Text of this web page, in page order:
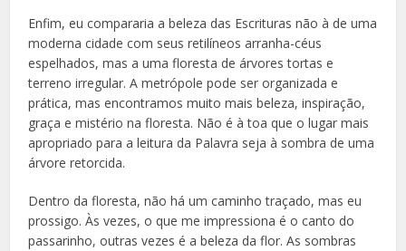
Enfim, eu compararia a beleza das Escrituras não à de uma
moderna cidade com seus retilíneos arranha-céus
espelhados, mas a uma floresta de árvores tortas e
terreno irregular. A metrópole pode ser organizada e
prática, mas encontramos muito mais beleza, inspiração,
graça e mistério na floresta. Não é à toa que o lugar mais
apropriado para a leitura da Palavra seja à sombra de uma
árvore retorcida.
Dentro da floresta, não há um caminho traçado, mas eu
prossigo. Às vezes, o que me impressiona é o canto do
passarinho, outras vezes é a beleza da flor. As sombras